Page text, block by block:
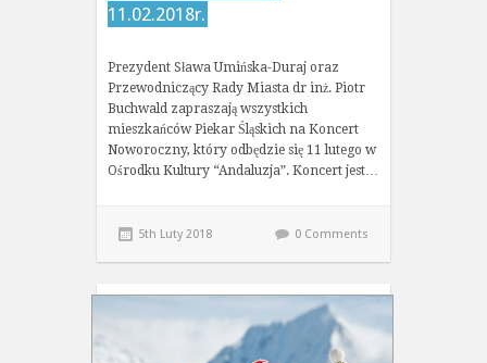
11.02.2018r.
Prezydent Sława Umińska-Duraj oraz
Przewodniczący Rady Miasta dr inż. Piotr
Buchwald zapraszają wszystkich
mieszkańców Piekar Śląskich na Koncert
Noworoczny, który odbędzie się 11 lutego w
Ośrodku Kultury “Andaluzja”. Koncert jest…
5th Luty 2018 0 Comments